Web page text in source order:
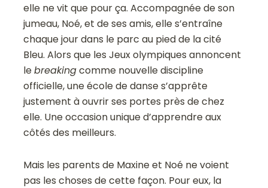
elle ne vit que pour ça. Accompagnée de son
jumeau, Noé, et de ses amis, elle s’entraîne
chaque jour dans le parc au pied de la cité
Bleu. Alors que les Jeux olympiques annoncent
lebreakingcomme nouvelle discipline
officielle, une école de danse s’apprête
justement à ouvrir ses portes près de chez
elle. Une occasion unique d’apprendre aux
côtés des meilleurs.
Mais les parents de Maxine et Noé ne voient
pas les choses de cette façon. Pour eux, la